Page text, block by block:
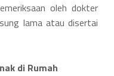
oleh dokter
lama atau disertai
di Rumah